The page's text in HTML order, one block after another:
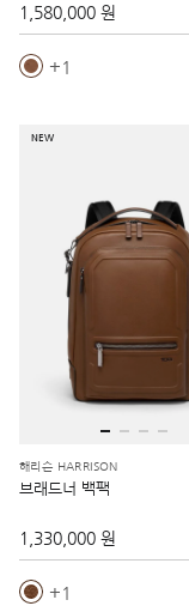
1,580,000 원
1
NEW
해리슨 HARRISON
브래드너 백팩
1,330,000 원
1